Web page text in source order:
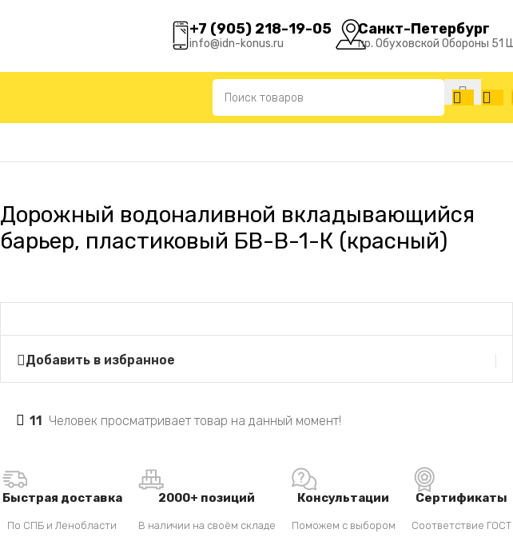
+7 (905) 218-19-05
info@idn-konus.ru
Санкт-Петербург
пр. Обуховской Обороны 51
Дорожный водоналивной вкладывающийся
барьер, пластиковый БВ-В-1-К (красный)
Добавить в избранное
11 Человек просматривает товар на данный момент!
Быстрая доставка
По СПБ и Ленобласти
2000+ позиций
В наличии на своём складе
Консультации
Поможем с выбором
Сертификаты
Соответствие ГОСТ